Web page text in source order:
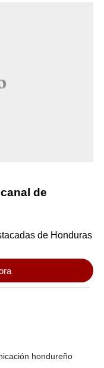
de
de Honduras
hondureño